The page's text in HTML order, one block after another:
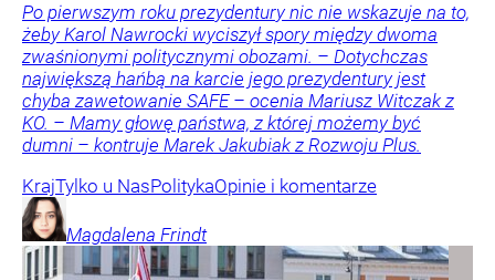
Po pierwszym roku prezydentury nic nie wskazuje na to,
żeby Karol Nawrocki wyciszył spory między dwoma
zwaśnionymi politycznymi obozami. – Dotychczas
największą hańbą na karcie jego prezydentury jest
chyba zawetowanie SAFE – ocenia Mariusz Witczak z
KO. – Mamy głowę państwa, z której możemy być
dumni – kontruje Marek Jakubiak z Rozwoju Plus.
KrajTylko u NasPolitykaOpinie i komentarze
Magdalena Frindt